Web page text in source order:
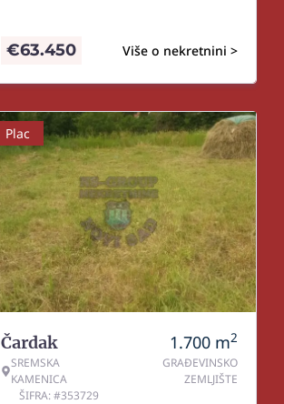
Više o nekretnini >
€63.450
Plac
Čardak
SREMSKA
KAMENICA
ŠIFRA: #353729
1.700 m2
GRAĐEVINSKO
ZEMLJIŠTE